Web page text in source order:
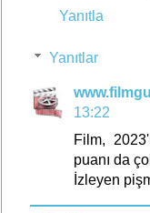
Yanıtla
Yanıtlar
13:22
Film,
puanı da
İzleyen